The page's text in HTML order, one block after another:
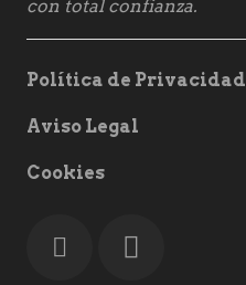
con total confianza.
Política de Privacidad
Aviso Legal
Cookies